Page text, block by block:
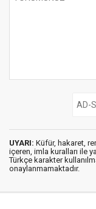
UYARI: Küfür, hakaret,
içeren, imla kuralları ile
Türkçe karakter
onaylanmamaktadır.